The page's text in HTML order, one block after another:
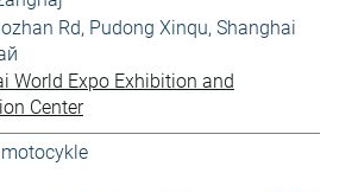
Rd, Pudong Xinqu, Shanghai
World Expo Exhibition and
Center